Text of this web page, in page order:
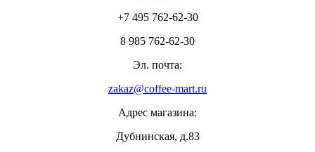
+7 495 762-62-30
8 985 762-62-30
Эл. почта:
zakaz@coffee-mart.ru
Адрес магазина:
Дубнинская, д.83